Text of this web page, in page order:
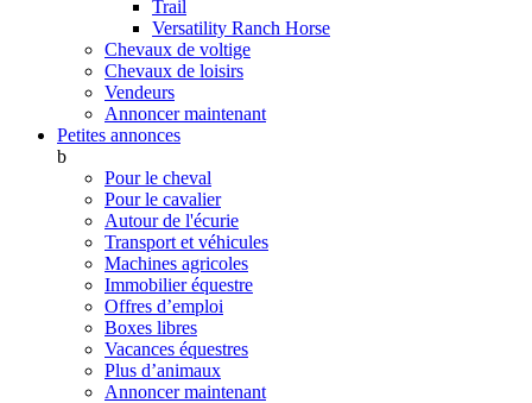
Trail
Versatility Ranch Horse
Chevaux de voltige
Chevaux de loisirs
Vendeurs
Annoncer maintenant
Petites annonces
b
Pour le cheval
Pour le cavalier
Autour de l'écurie
Transport et véhicules
Machines agricoles
Immobilier équestre
Offres d’emploi
Boxes libres
Vacances équestres
Plus d’animaux
Annoncer maintenant